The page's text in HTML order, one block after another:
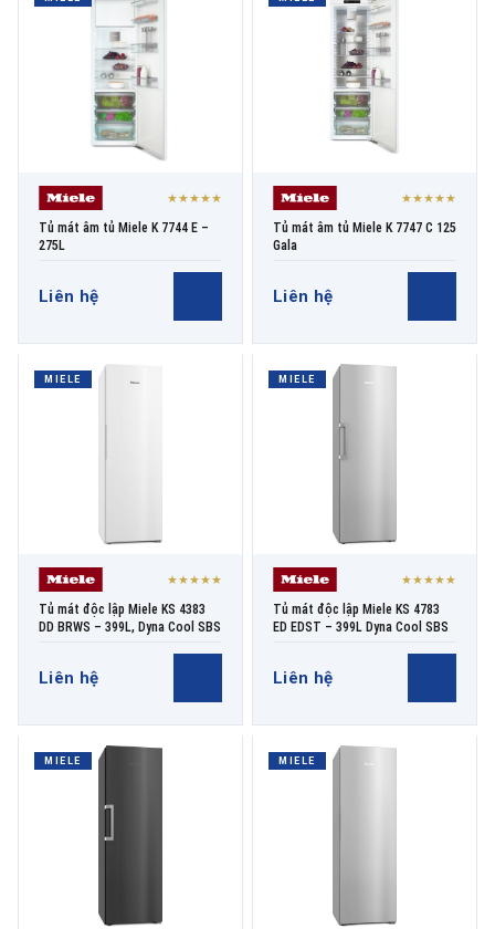
THƯƠNG HIỆU
NỘI DUNG YÊU CẦU
→ GỬI YÊU CẦU BÁO GIÁ
★★★★★
Tủ mát âm tủ Miele K 7744 E –
275L
Liên hệ
★★★★★
Tủ mát âm tủ Miele K 7747 C 125
Gala
Liên hệ
MIELE
★★★★★
Tủ mát độc lập Miele KS 4383
DD BRWS – 399L, Dyna Cool SBS
Liên hệ
MIELE
★★★★★
Tủ mát độc lập Miele KS 4783
ED EDST – 399L Dyna Cool SBS
Liên hệ
MIELE MIELE